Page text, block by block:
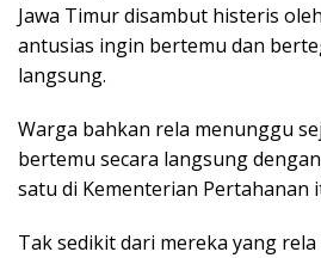
Jawa Timur disambut histeris
antusias ingin bertemu dan
langsung.
Warga bahkan rela menunggu
bertemu secara langsung
satu di Kementerian Pertahanan
Tak sedikit dari mereka yang